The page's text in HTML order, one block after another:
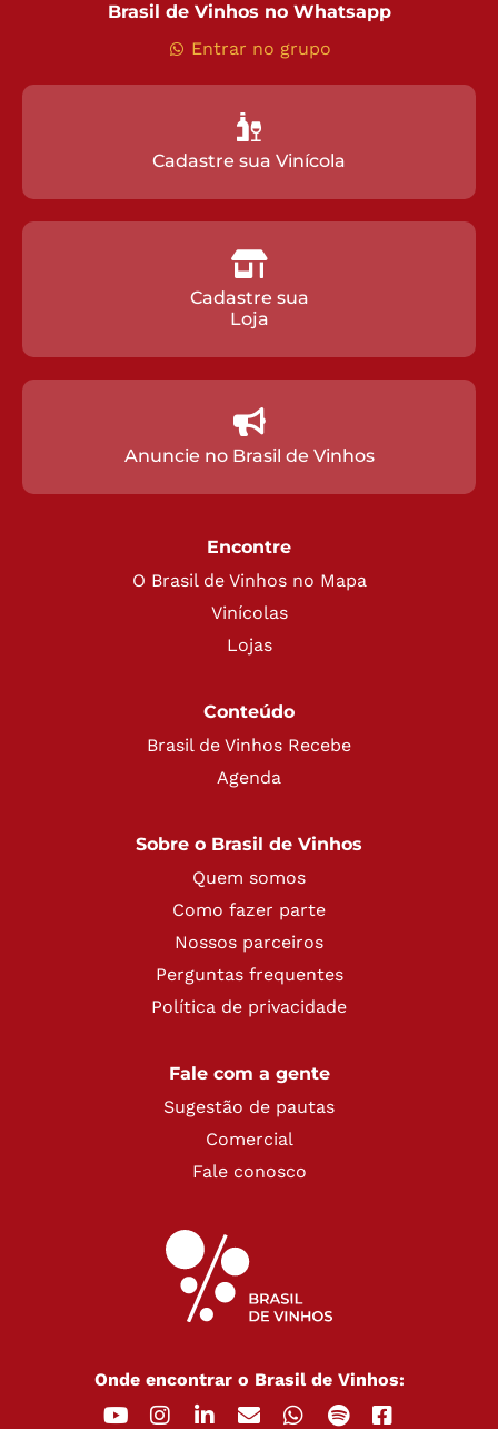
Brasil de Vinhos no Whatsapp
Entrar no grupo
Cadastre sua Vinícola
Cadastre sua
Loja
Anuncie no Brasil de Vinhos
Encontre
O Brasil de Vinhos no Mapa
Vinícolas
Lojas
Conteúdo
Brasil de Vinhos Recebe
Agenda
Sobre o Brasil de Vinhos
Quem somos
Como fazer parte
Nossos parceiros
Perguntas frequentes
Política de privacidade
Fale com a gente
Sugestão de pautas
Comercial
Fale conosco
Onde encontrar o Brasil de Vinhos: